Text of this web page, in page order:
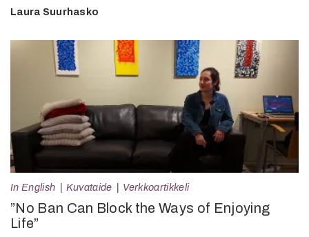
Laura Suurhasko
In English Kuvataide Verkkoartikkeli
”No Ban Can Block the Ways of Enjoying
Life”